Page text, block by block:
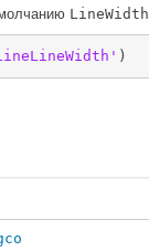
LineWidth